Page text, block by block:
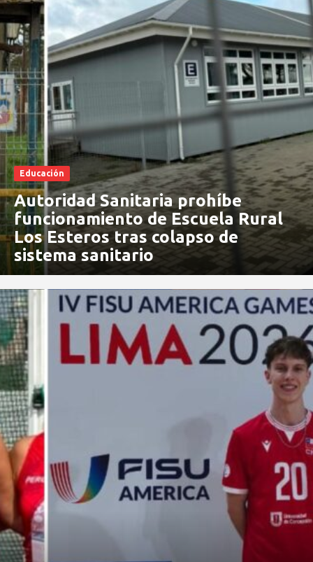
Educación
Autoridad Sanitaria prohíbe
funcionamiento de Escuela Rural
Los Esteros tras colapso de
sistema sanitario